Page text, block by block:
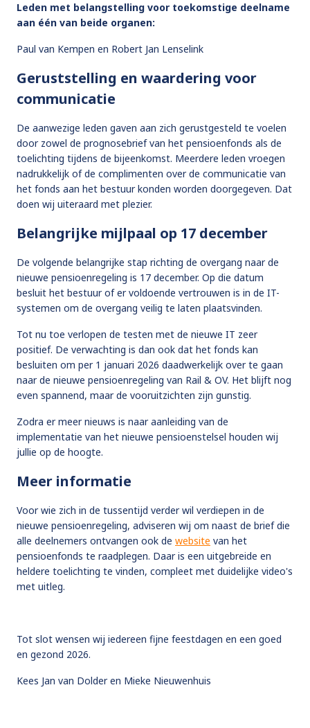
Leden met belangstelling voor toekomstige deelname
aan één van beide organen:
Paul van Kempen en Robert Jan Lenselink
Geruststelling en waardering voor
communicatie
De aanwezige leden gaven aan zich gerustgesteld te voelen
door zowel de prognosebrief van het pensioenfonds als de
toelichting tijdens de bijeenkomst. Meerdere leden vroegen
nadrukkelijk of de complimenten over de communicatie van
het fonds aan het bestuur konden worden doorgegeven. Dat
doen wij uiteraard met plezier.
Belangrijke mijlpaal op 17 december
De volgende belangrijke stap richting de overgang naar de
nieuwe pensioenregeling is 17 december. Op die datum
besluit het bestuur of er voldoende vertrouwen is in de IT-
systemen om de overgang veilig te laten plaatsvinden.
Tot nu toe verlopen de testen met de nieuwe IT zeer
positief. De verwachting is dan ook dat het fonds kan
besluiten om per 1 januari 2026 daadwerkelijk over te gaan
naar de nieuwe pensioenregeling van Rail & OV. Het blijft nog
even spannend, maar de vooruitzichten zijn gunstig.
Zodra er meer nieuws is naar aanleiding van de
implementatie van het nieuwe pensioenstelsel houden wij
jullie op de hoogte.
Meer informatie
Voor wie zich in de tussentijd verder wil verdiepen in de
nieuwe pensioenregeling, adviseren wij om naast de brief die
alle deelnemers ontvangen ook de website van het
pensioenfonds te raadplegen. Daar is een uitgebreide en
heldere toelichting te vinden, compleet met duidelijke video's
met uitleg.
Tot slot wensen wij iedereen fijne feestdagen en een goed
en gezond 2026.
Kees Jan van Dolder en Mieke Nieuwenhuis